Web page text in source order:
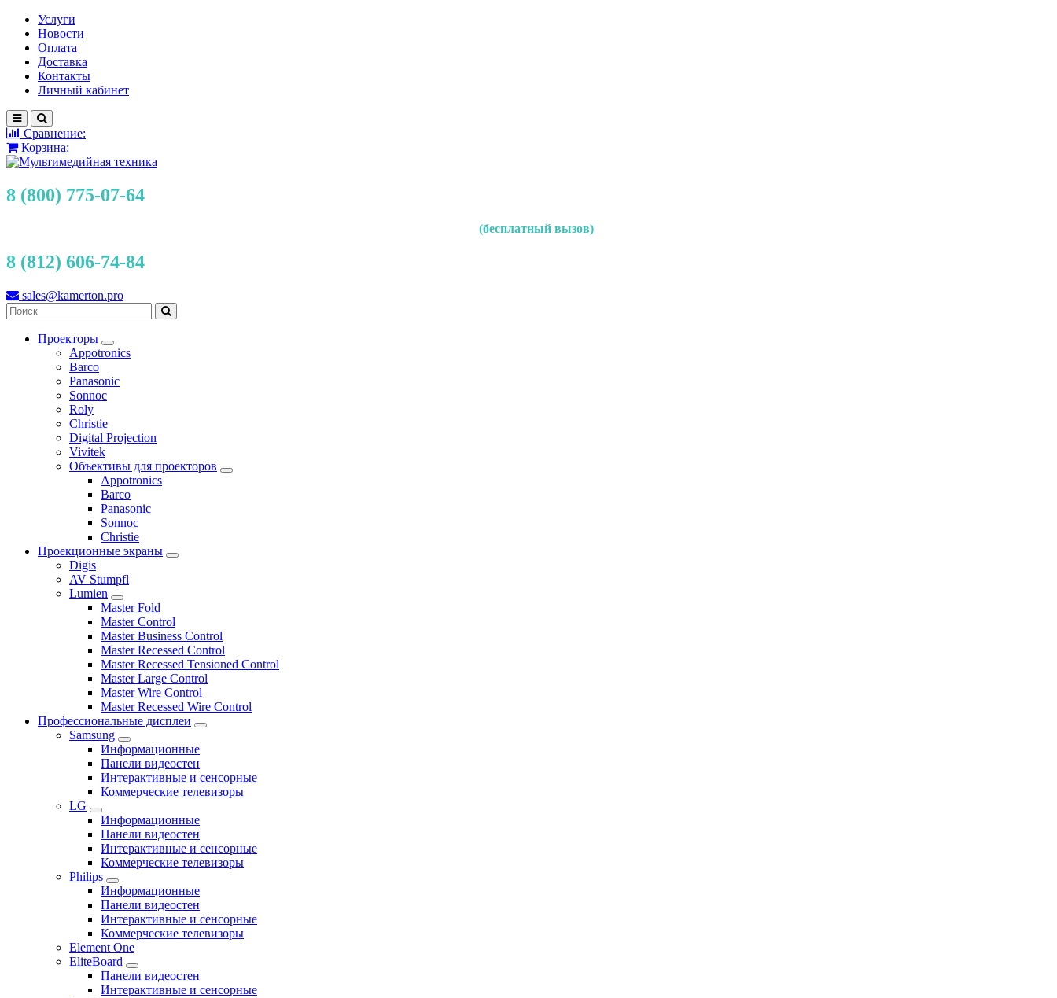
Услуги
Новости
Оплата
Доставка
Контакты
Личный кабинет
Сравнение:
Корзина:
8 (800) 775-07-64
(бесплатный вызов)
8 (812) 606-74-84
sales@kamerton.pro
Проекторы
Appotronics
Barco
Panasonic
Sonnoc
Roly
Christie
Digital Projection
Vivitek
Объективы для проекторов
Appotronics
Barco
Panasonic
Sonnoc
Сhristie
Проекционные экраны
Digis
AV Stumpfl
Lumien
Master Fold
Master Control
Master Business Control
Master Recessed Control
Master Recessed Tensioned Control
Master Large Control
Master Wire Control
Master Recessed Wire Control
Профессиональные дисплеи
Samsung
Информационные
Панели видеостен
Интерактивные и сенсорные
Коммерческие телевизоры
LG
Информационные
Панели видеостен
Интерактивные и сенсорные
Коммерческие телевизоры
Philips
Информационные
Панели видеостен
Интерактивные и сенсорные
Коммерческие телевизоры
Element One
EliteBoard
Панели видеостен
Интерактивные и сенсорные